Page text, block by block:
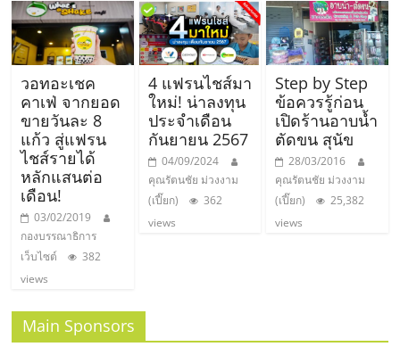
วอทอะเชค
คาเฟ่ จากยอด
ขายวันละ 8
แก้ว สู่แฟรน
ไชส์รายได้
หลักแสนต่อ
เดือน!
03/02/2019
กองบรรณาธิการ
เว็บไซต์
382
views
4 แฟรนไชส์มา
ใหม่! น่าลงทุน
ประจำเดือน
กันยายน 2567
04/09/2024
คุณรัตนชัย ม่วงงาม
(เปี๊ยก)
362
views
Step by Step
ข้อควรรู้ก่อน
เปิดร้านอาบน้ำ
ตัดขน สุนัข
28/03/2016
คุณรัตนชัย ม่วงงาม
(เปี๊ยก)
25,382
views
Main Sponsors